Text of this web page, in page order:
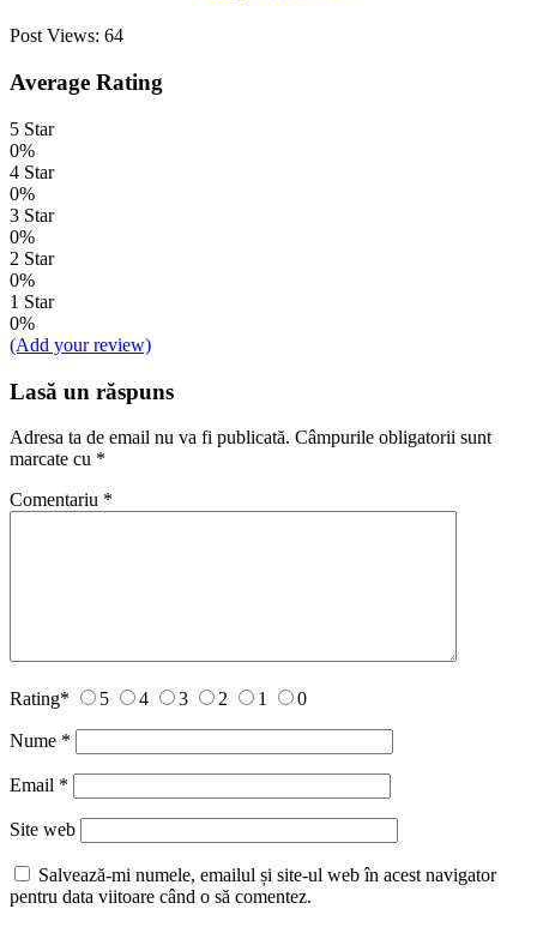
Post Views: 64
Average Rating
5 Star
0%
4 Star
0%
3 Star
0%
2 Star
0%
1 Star
0%
(Add your review)
Lasă un răspuns
Adresa ta de email nu va fi publicată. Câmpurile obligatorii sunt
marcate cu *
Comentariu *
Rating* 5 4 3 2 1 0
Nume *
Email *
Site web
Salvează-mi numele, emailul și site-ul web în acest navigator
pentru data viitoare când o să comentez.